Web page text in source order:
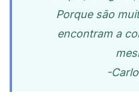
Porque são
encontram a
-